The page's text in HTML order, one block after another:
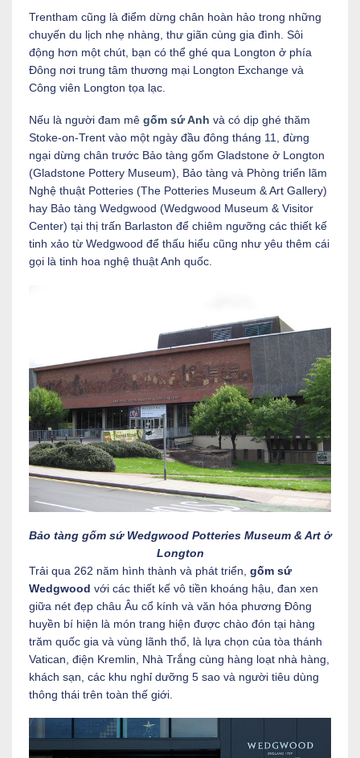
Trentham cũng là điểm dừng chân hoàn hảo trong những
chuyến du lịch nhẹ nhàng, thư giãn cùng gia đình. Sôi
động hơn một chút, bạn có thể ghé qua Longton ở phía
Đông nơi trung tâm thương mại Longton Exchange và
Công viên Longton tọa lạc.
Nếu là người đam mê gốm sứ Anh và có dịp ghé thăm
Stoke-on-Trent vào một ngày đầu đông tháng 11, đừng
ngại dừng chân trước Bảo tàng gốm Gladstone ở Longton
(Gladstone Pottery Museum), Bảo tàng và Phòng triển lãm
Nghệ thuật Potteries (The Potteries Museum & Art Gallery)
hay Bảo tàng Wedgwood (Wedgwood Museum & Visitor
Center) tại thị trấn Barlaston để chiêm ngưỡng các thiết kế
tinh xảo từ Wedgwood để thấu hiểu cũng như yêu thêm cái
gọi là tinh hoa nghệ thuật Anh quốc.
Bảo tàng gốm sứ Wedgwood Potteries Museum & Art ở
Longton
Trải qua 262 năm hình thành và phát triển, gốm sứ
Wedgwood với các thiết kế vô tiền khoáng hậu, đan xen
giữa nét đẹp châu Âu cổ kính và văn hóa phương Đông
huyền bí hiện là món trang hiện được chào đón tại hàng
trăm quốc gia và vùng lãnh thổ, là lựa chọn của tòa thánh
Vatican, điện Kremlin, Nhà Trắng cùng hàng loạt nhà hàng,
khách sạn, các khu nghỉ dưỡng 5 sao và người tiêu dùng
thông thái trên toàn thế giới.